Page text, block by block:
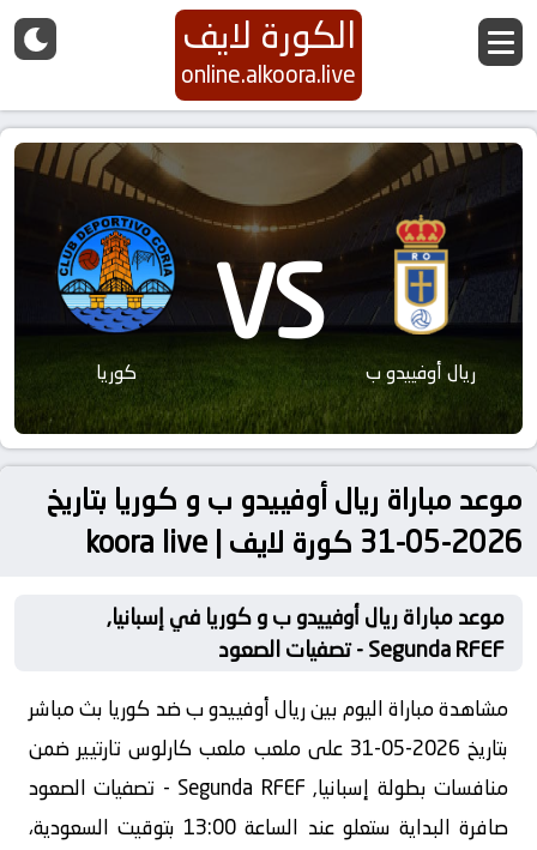
الكورة لايف
online.alkoora.live
ريال أوفييدو ب VS كوريا
موعد مباراة ريال أوفييدو ب و كوريا بتاريخ
2026-05-31 كورة لايف | koora live
موعد مباراة ريال أوفييدو ب و كوريا في إسبانيا,
Segunda RFEF - تصفيات الصعود
مشاهدة مباراة اليوم بين ريال أوفييدو ب ضد كوريا بث مباشر
بتاريخ 2026-05-31 على ملعب ملعب كارلوس تارتيير ضمن
منافسات بطولة إسبانيا, Segunda RFEF - تصفيات الصعود
صافرة البداية ستعلو عند الساعة 13:00 بتوقيت السعودية،